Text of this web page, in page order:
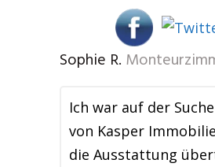
Sophie R.
Ich war auf der
von Kasper
die Ausstattung